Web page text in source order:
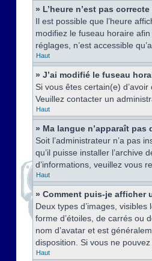
» L’heure n’est pas correcte
Il est possible que l’heure
modifiez le fuseau horaire
réglages, n’est accessible
Haut
» J’ai modifié le fuseau
Si vous êtes certain(e)
Veuillez contacter un
Haut
» Ma langue n’apparaît pas
Soit l’administrateur n’a pas
qu’il puisse installer l’archive
d’informations, veuillez vous
Haut
» Comment puis-je afficher
Deux types d’images,
forme d’étoiles, de carrés ou
nom d’avatar et est
disposition. Si vous ne
Haut